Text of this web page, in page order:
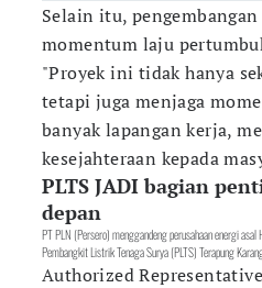
Selain itu,
momentum laju
"Proyek ini tidak hanya
tetapi juga menjaga
banyak lapangan kerja,
kesejahteraan kepada
PLTS JADI bagian
depan
PT PLN (Persero) menggandeng perusahaan energi
Pembangkit Listrik Tenaga Surya (PLTS) Terapung
Authorized